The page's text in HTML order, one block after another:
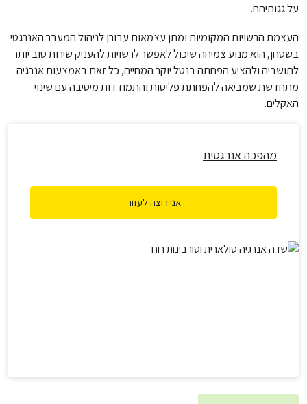
על גגותיהם.
העצמת הרשויות המקומיות ומתן עצמאות עבורן לניהול המעבר האנרגטי
בשטחן, הוא מנוע צמיחה שיכול לאפשר לרשויות להעניק שירות טוב יותר
לתושביה ולהציע הפחתה בנטל יוקר המחייה, כל זאת באמצעות אנרגיה
מתחדשת שמביאה להפחתת פליטות והתמודדות מיטיבה עם שינוי
האקלים.
מהפכה אנרגטית
אני רוצה לעזור